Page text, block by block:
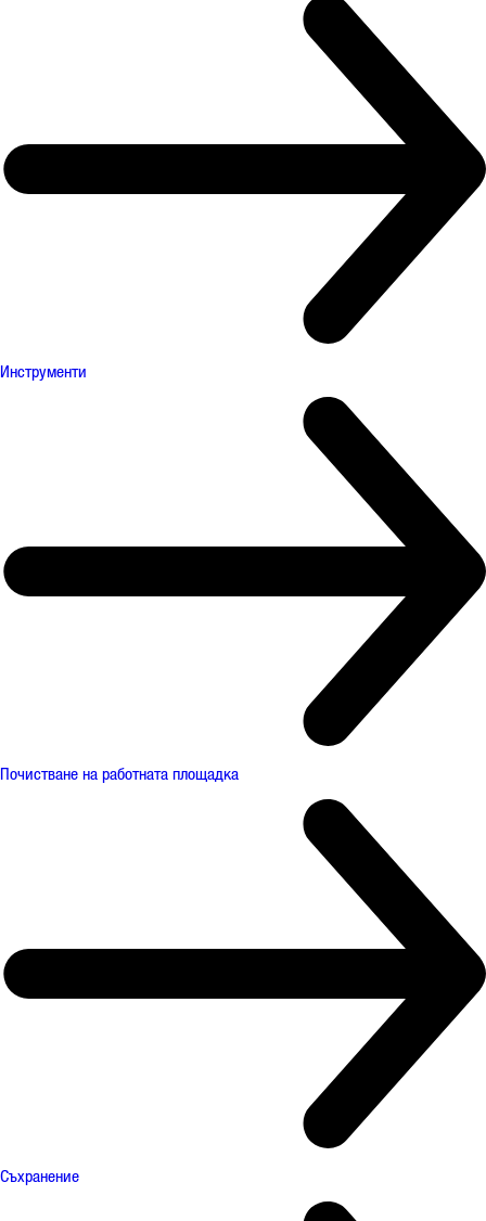
Инструменти
Почистване на работната площадка
Съхранение